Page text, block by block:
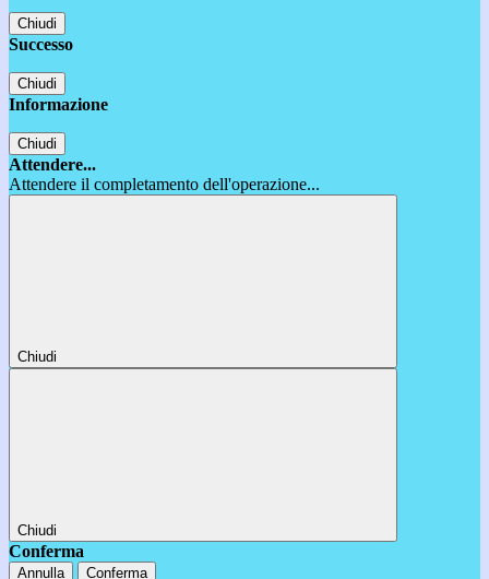
Chiudi
Successo
Chiudi
Informazione
Chiudi
Attendere...
Attendere il completamento dell'operazione...
Chiudi
Chiudi
Conferma
Annulla Conferma